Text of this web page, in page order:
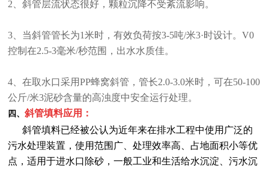
2、斜管层流状态很好，颗粒沉降不受紊流影响。
3、当斜管管长为1米时，有效负荷按3-5吨/米3·时设计。V0
控制在2.5-3毫米/秒范围，出水水质佳。
4、在取水口采用PP蜂窝斜管，管长2.0-3.0米时，可在50-100
公斤/米3泥砂含量的高浊度中安全运行处理。
四、斜管填料应用：
斜管填料已经被公认为近年来在排水工程中使用广泛的
污水处理装置，使用范围广、处理效率高、占地面积小等优
点，适用于进水口除砂，一般工业和生活给水沉淀、污水沉